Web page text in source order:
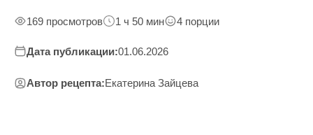
169 просмотров 1 ч 50 мин 4 порции
Дата публикации:01.06.2026
Автор рецепта:Екатерина Зайцева